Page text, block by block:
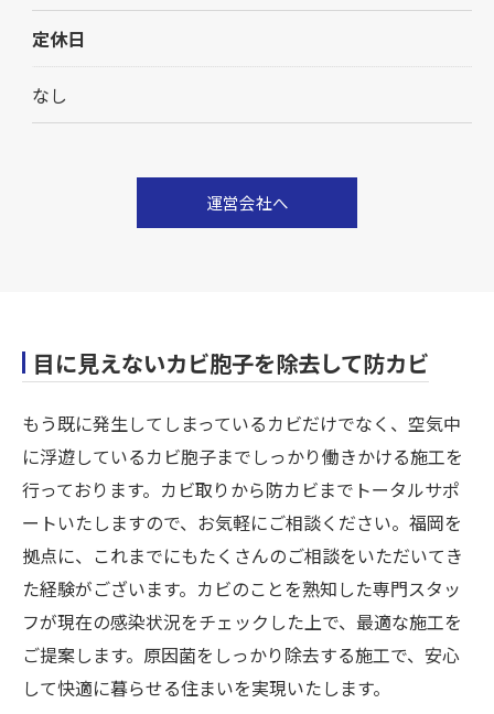
定休日
なし
運営会社へ
目に見えないカビ胞子を除去して防カビ
もう既に発生してしまっているカビだけでなく、空気中
に浮遊しているカビ胞子までしっかり働きかける施工を
行っております。カビ取りから防カビまでトータルサポ
ートいたしますので、お気軽にご相談ください。福岡を
拠点に、これまでにもたくさんのご相談をいただいてき
た経験がございます。カビのことを熟知した専門スタッ
フが現在の感染状況をチェックした上で、最適な施工を
ご提案します。原因菌をしっかり除去する施工で、安心
して快適に暮らせる住まいを実現いたします。